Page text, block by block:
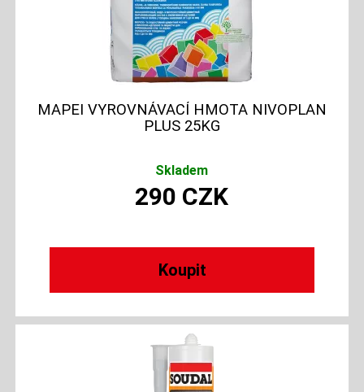
MAPEI VYROVNÁVACÍ HMOTA NIVOPLAN
PLUS 25KG
Skladem
290 CZK